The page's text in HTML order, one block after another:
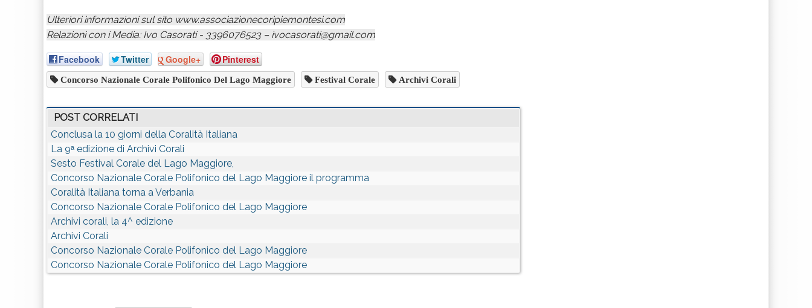
Ulteriori informazioni sul sito www.associazionecoripiemontesi.com
Relazioni con i Media: Ivo Casorati - 3396076523 – ivocasorati@gmail.com
Facebook Twitter Google+ Pinterest
Concorso Nazionale Corale Polifonico Del Lago Maggiore Festival Corale Archivi Corali
POST CORRELATI
Conclusa la 10 giorni della Coralità Italiana
La 9ᵃ edizione di Archivi Corali
Sesto Festival Corale del Lago Maggiore,
Concorso Nazionale Corale Polifonico del Lago Maggiore il programma
Coralità Italiana torna a Verbania
Concorso Nazionale Corale Polifonico del Lago Maggiore
Archivi corali, la 4^ edizione
Archivi Corali
Concorso Nazionale Corale Polifonico del Lago Maggiore
Concorso Nazionale Corale Polifonico del Lago Maggiore